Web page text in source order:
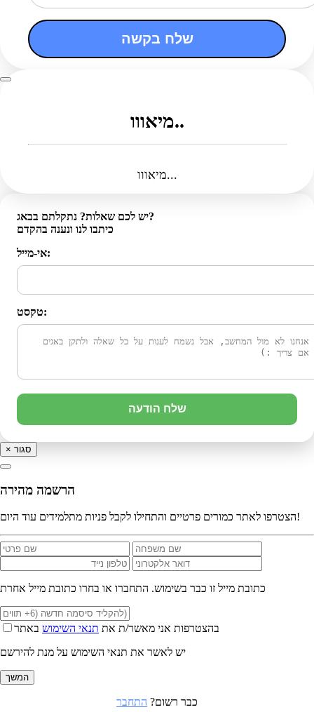
שלח בקשה
מיאווו..
מיאווו...
יש לכם שאלות? נתקלתם בבאג?
כיתבו לנו ונענה בהקדם
אי-מייל:
טקסט:
שלח הודעה
× סגור
הרשמה מהירה
הצטרפו לאתר כמורים פרטיים והתחילו לקבל פניות מתלמידים עוד היום!
כתובת מייל זו כבר בשימוש. התחברו או בחרו כתובת מייל אחרת
בהצטרפות אני מאשר/ת את תנאי השימוש באתר
יש לאשר את תנאי השימוש על מנת להירשם
המשך
כבר רשום? התחבר